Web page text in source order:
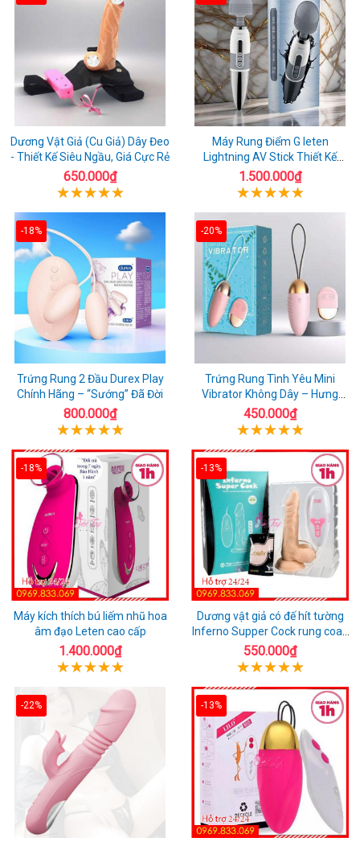
Dương Vật Giả (Cu Giả) Dây Đeo
- Thiết Kế Siêu Ngầu, Giá Cực Rẻ
650.000₫
Máy Rung Điểm G leten
Lightning AV Stick Thiết Kế
Thông Minh
1.500.000₫
-18%
Trứng Rung 2 Đầu Durex Play
Chính Hãng – “Sướng” Đã Đời
800.000₫
-20%
Trứng Rung Tình Yêu Mini
Vibrator Không Dây – Hưng
Phấn Mọi Nơi
450.000₫
-18%
Máy kích thích bú liếm nhũ hoa
âm đạo Leten cao cấp
1.400.000₫
-13%
Dương vật giả có đế hít tường
Inferno Supper Cock rung coay
7 chế độ
550.000₫
-22% -13%